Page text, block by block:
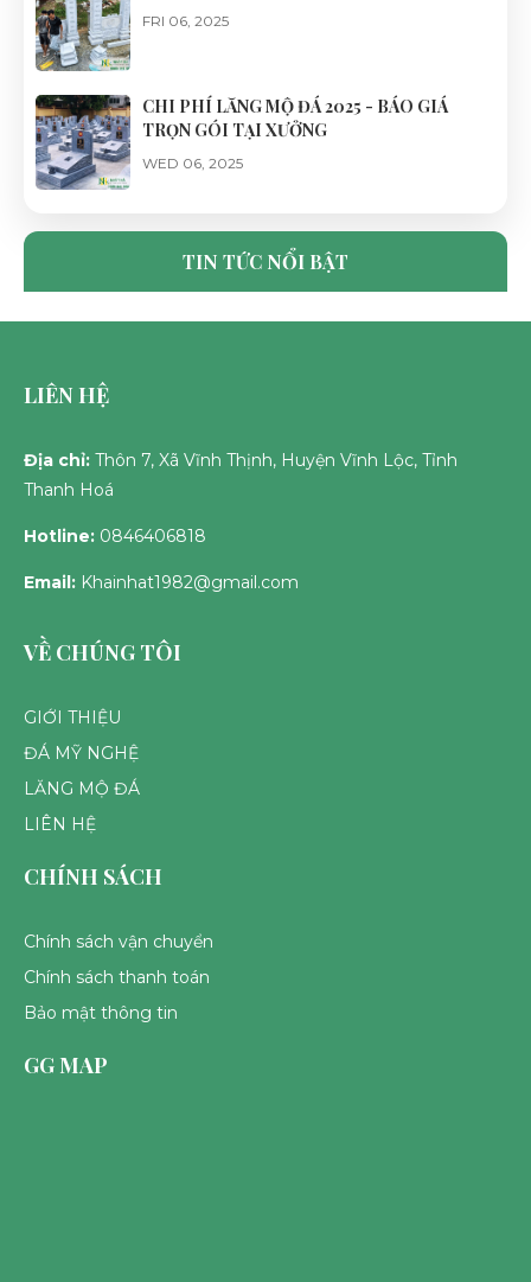
FRI 06, 2025
CHI PHÍ LĂNG MỘ ĐÁ 2025 - BÁO GIÁ
TRỌN GÓI TẠI XƯỞNG
WED 06, 2025
THỦY - ĐÁ MỸ NGHỆ NHẬT HÀ
TIN TỨC NỔI BẬT
LIÊN HỆ
Địa chỉ: Thôn 7, Xã Vĩnh Thịnh, Huyện Vĩnh Lộc, Tỉnh
Thanh Hoá
Hotline: 0846406818
Email: Khainhat1982@gmail.com
VỀ CHÚNG TÔI
GIỚI THIỆU
ĐÁ MỸ NGHỆ
LĂNG MỘ ĐÁ
LIÊN HỆ
CHÍNH SÁCH
Chính sách vận chuyển
Chính sách thanh toán
Bảo mật thông tin
GG MAP